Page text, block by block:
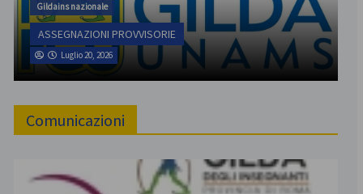
Gildains nazionale
ASSEGNAZIONI PROVVISORIE
Luglio 20, 2026
Comunicazioni